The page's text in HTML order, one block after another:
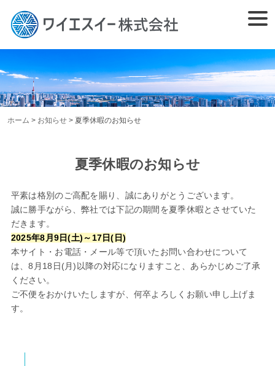
content
ホーム > お知らせ > 夏季休暇のお知らせ
夏季休暇のお知らせ
平素は格別のご高配を賜り、誠にありがとうございます。
誠に勝手ながら、弊社では下記の期間を夏季休暇とさせていた
だきます。
2025年8月9日(土)～17日(日)
本サイト・お電話・メール等で頂いたお問い合わせについて
は、8月18日(月)以降の対応になりますこと、あらかじめご了承
ください。
ご不便をおかけいたしますが、何卒よろしくお願い申し上げま
す。